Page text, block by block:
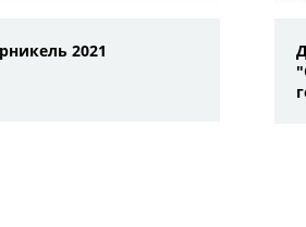
2021